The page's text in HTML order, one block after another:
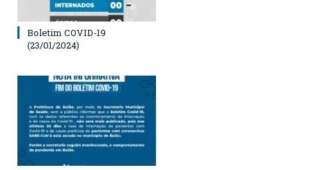
Boletim COVID-19
(23/01/2024)